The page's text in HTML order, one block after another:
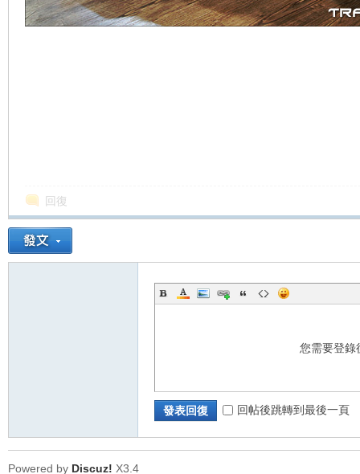
回復
您需要登
發表回復 回帖後跳轉到最後一頁
Powered by Discuz! X3.4